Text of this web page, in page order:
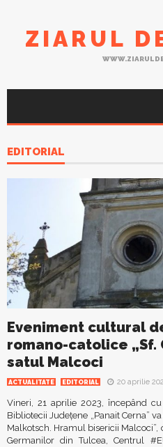
ZIARUL
EDITORIAL
Eveniment cultural
romano-catolice „Sf.
satul Malcoci
ACTUALITATE EDITORIAL 20 aprilie
Vineri, 21 aprilie 2023, începând
Bibliotecii Județene „Panait Cerna”
Malkotsch. Hramul bisericii
Germanilor din Tulcea, Centrul